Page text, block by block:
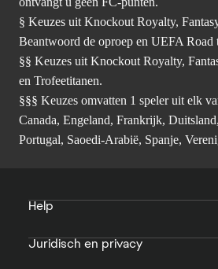
§ Keuzes uit Knockout Royalty,
Beantwoord de oproep en UEFA Road
§§ Keuzes uit Knockout Royalty,
en Trofeetitanen.
§§§ Keuzes omvatten 1 speler uit elk
Canada, Engeland, Frankrijk,
Portugal, Saoedi-Arabië, Spanje,
Help
Juridisch en privacy